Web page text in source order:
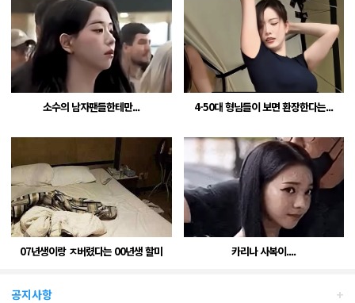
소수의 남자팬들한테만... 4-50대 형님들이 보면 환장한다는...
07년생이랑 ㅈ버렸다는 00년생 할미 카리나 사복이....
+
공지사항